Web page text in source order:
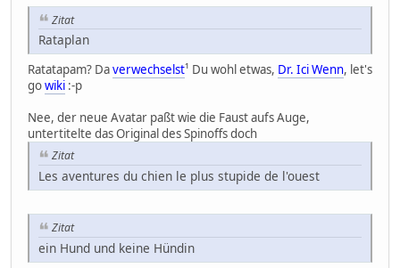
Zitat
Rataplan
Ratatapam? Daverwechselst¹ Du wohl etwas, Dr. Ici Wenn, let's
gowiki :-p
Nee, der neue Avatar paßt wie die Faust aufs Auge,
untertitelte das Original des Spinoffs doch
Zitat
Les aventures du chien le plus stupide de l'ouest
Zitat
ein Hund und keine Hündin